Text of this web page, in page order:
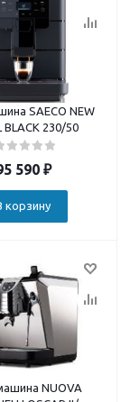
SAECO NEW
BLACK 230/50
590₽
корзину
NUOVA